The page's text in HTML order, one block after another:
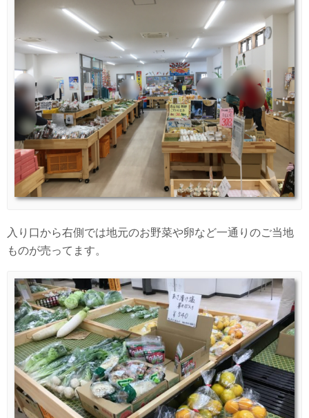
入り口から右側では地元のお野菜や卵など一通りのご当地
ものが売ってます。